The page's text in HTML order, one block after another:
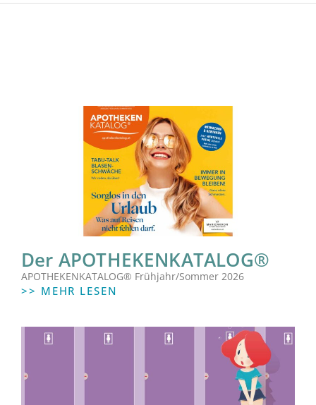
Der APOTHEKENKATALOG®
APOTHEKENKATALOG® Frühjahr/Sommer 2026
>> MEHR LESEN